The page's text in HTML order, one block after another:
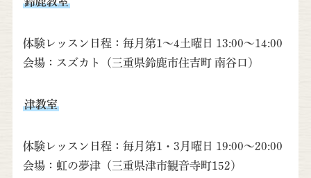
体験レッスン日程：毎月第1～4土曜日 13:00～14:00
会場：スズカト（三重県鈴鹿市住吉町 南谷口）
津教室
体験レッスン日程：毎月第1・3月曜日 19:00～20:00
会場：虹の夢津（三重県津市観音寺町152）